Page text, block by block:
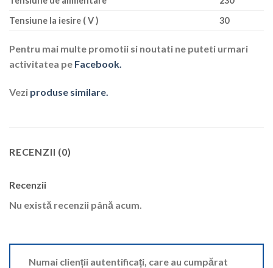
Tensiune la iesire ( V )
30
Pentru mai multe promotii si noutati ne puteti urmari
activitatea pe Facebook.
Vezi produse similare.
RECENZII (0)
Recenzii
Nu există recenzii până acum.
Numai clienții autentificați, care au cumpărat